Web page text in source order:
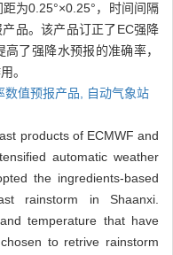
为0.25°×0.25°，时间间隔
品。该产品订正了EC强降
了强降水预报的准确率，
。
数值预报产品, 自动气象站
products of ECMWF and
automatic weather
the ingredients-based
rainstorm in Shaanxi.
temperature that have
to retrive rainstorm